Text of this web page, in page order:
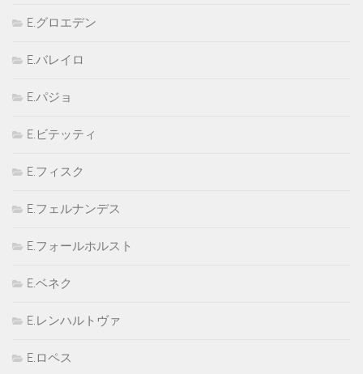
E.グロエデン
E.バレイロ
E.パジョ
E.ビテッティ
E.フィスク
E.フェルナンデス
E.フォールホルスト
E.ベネク
E.レンハルトヴァ
E.ロペス